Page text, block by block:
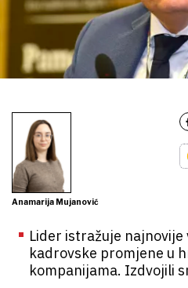
Anamarija Mujanović
Lider istražuje
kadrovske promjene u
kompanijama. Izdvojili